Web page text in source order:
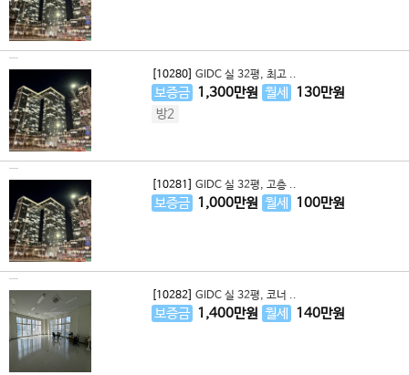
[10280] GIDC 실 32평, 최고 ..
보증금 1,300만원 월세 130만원
방2
[10281] GIDC 실 32평, 고층 ..
보증금 1,000만원 월세 100만원
[10282] GIDC 실 32평, 코너 ..
보증금 1,400만원 월세 140만원